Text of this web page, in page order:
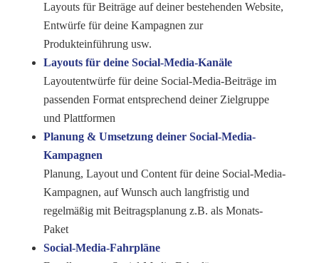
Layouts für Beiträge auf deiner bestehenden Website,
Entwürfe für deine Kampagnen zur
Produkteinführung usw.
Layouts für deineSocial-Media-Kanäle
Layoutentwürfe für deine Social-Media-Beiträge im
passenden Format entsprechend deiner Zielgruppe
und Plattformen
Planung & Umsetzung deinerSocial-Media-
Kampagnen
Planung, Layout und Content für deine Social-Media-
Kampagnen, auf Wunsch auch langfristig und
regelmäßig mit Beitragsplanung z.B. als Monats-
Paket
Social-Media-Fahrpläne